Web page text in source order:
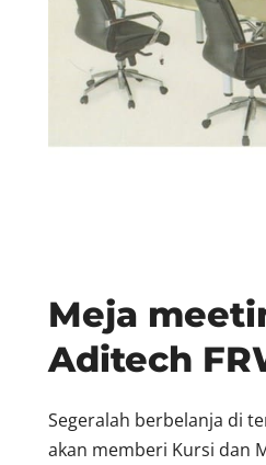
Meja
Aditech
Segeralah berbelanja di
akan memberi Kursi dan